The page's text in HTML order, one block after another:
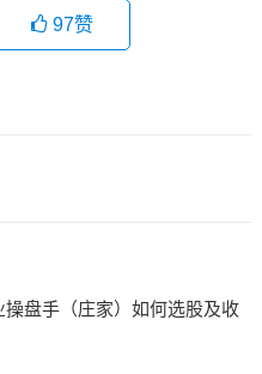
97赞
操盘手（庄家）如何选股及收